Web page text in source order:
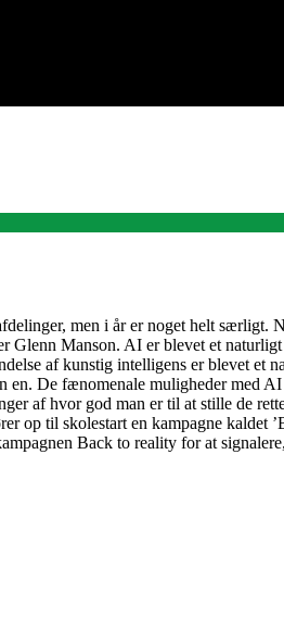
men i år er noget helt
Glenn Manson. AI er blevet et
af kunstig intelligens er blevet
en. De fænomenale muligheder med
af hvor god man er til at stille de
til skolestart en kampagne kaldet
Back to reality for at